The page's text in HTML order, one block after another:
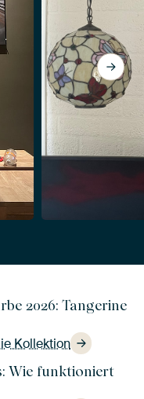
Majestät von ARTEO
2026: Tangerine
Kollektion
Wie funktioniert